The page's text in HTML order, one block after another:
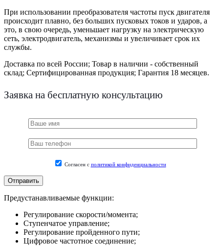
При использовании преобразователя частоты пуск двигателя
происходит плавно, без больших пусковых токов и ударов, а
это, в свою очередь, уменьшает нагрузку на электрическую
сеть, электродвигатель, механизмы и увеличивает срок их
службы.
Доставка по всей России; Товар в наличии - собственный
склад; Сертифицированная продукция; Гарантия 18 месяцев.
Заявка на бесплатную консультацию
Согласен с политикой конфиденциальности
Предустанавливаемые функции:
Регулирование скорости/момента;
Ступенчатое управление;
Регулирование пройденного пути;
Цифровое частотное соединение;